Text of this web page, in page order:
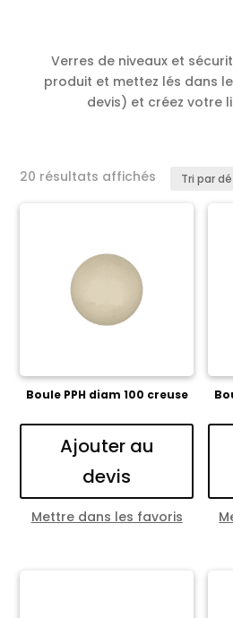
Verres de niveaux et
produit et mettez lés dans
devis) et créez votre
20 résultats affichés
Boule PPH diam 100 creuse
Ajouter au
devis
Mettre dans les favoris